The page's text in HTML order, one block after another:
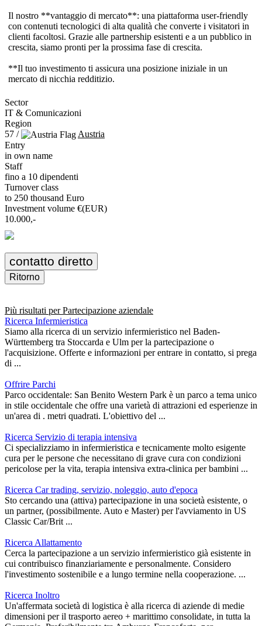
Il nostro **vantaggio di mercato**: una piattaforma user-friendly
con contenuti tecnologici di alta qualità che converte i visitatori in
clienti facoltosi. Grazie alle partnership esistenti e a un pubblico in
crescita, siamo pronti per la prossima fase di crescita.
**Il tuo investimento ti assicura una posizione iniziale in un
mercato di nicchia redditizio.
Sector
IT & Comunicazioni
Region
57 /
Austria
Entry
in own name
Staff
fino a 10 dipendenti
Turnover class
to 250 thousand Euro
Investment volume €(EUR)
10.000,-
contatto diretto
Ritorno
Più risultati perPartecipazione aziendale
Ricerca Infermieristica
Siamo alla ricerca di un servizio infermieristico nel Baden-
Württemberg tra Stoccarda e Ulm per la partecipazione o
l'acquisizione. Offerte e informazioni per entrare in contatto, si prega
di ...
Offrire Parchi
Parco occidentale: San Benito Western Park è un parco a tema unico
in stile occidentale che offre una varietà di attrazioni ed esperienze in
un'area di . metri quadrati. L'obiettivo del ...
Ricerca Servizio di terapia intensiva
Ci specializziamo in infermieristica e tecnicamente molto esigente
cura per le persone che necessitano di grave cura con condizioni
pericolose per la vita, terapia intensiva extra-clinica per bambini ...
Ricerca Car trading, servizio, noleggio, auto d'epoca
Sto cercando una (attiva) partecipazione in una società esistente, o
un partner, (possibilmente. Auto e Master) per l'avviamento in US
Classic Car/Brit ...
Ricerca Allattamento
Cerca la partecipazione a un servizio infermieristico già esistente in
cui contribuisco finanziariamente e personalmente. Considero
l'investimento sostenibile e a lungo termine nella cooperazione. ...
Ricerca Inoltro
Un'affermata società di logistica è alla ricerca di aziende di medie
dimensioni per il trasporto aereo + marittimo consolidate, in tutta la